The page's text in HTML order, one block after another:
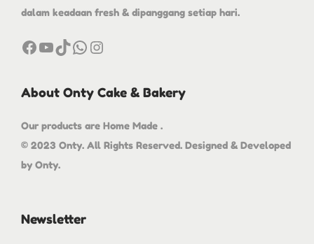
dalam keadaan fresh & dipanggang setiap hari.
About Onty Cake & Bakery
Our products are Home Made .
© 2023 Onty. All Rights Reserved. Designed & Developed
by Onty.
Newsletter